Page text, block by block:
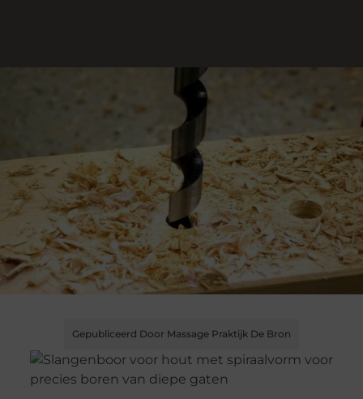
Gepubliceerd Door Massage Praktijk De Bron